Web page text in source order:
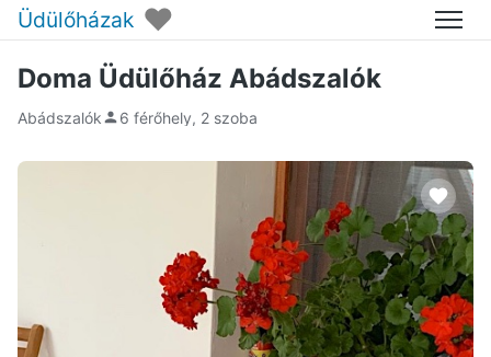
Üdülőházak ♥ Menü
Doma Üdülőház Abádszalók
Abádszalók 6 férőhely, 2 szoba